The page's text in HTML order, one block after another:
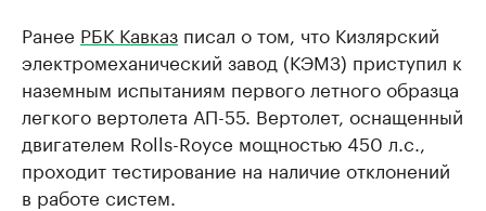
Ранее РБК Кавказ писал о том, что Кизлярский
электромеханический завод (КЭМЗ) приступил к
наземным испытаниям первого летного образца
легкого вертолета АП-55. Вертолет, оснащенный
двигателем Rolls-Royce мощностью 450 л.с.,
проходит тестирование на наличие отклонений
в работе систем.